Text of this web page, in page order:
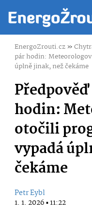
EnergoZrouti.cz»
pár hodin:
úplně jinak, než čekáme
hodin:
otočili
vypadá
čekáme
Petr Eybl
1. 1. 2026 ▪ 11:22